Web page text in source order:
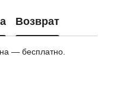
Возврат
— бесплатно.